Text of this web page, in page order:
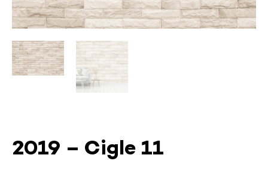
2019 – Cigle 11